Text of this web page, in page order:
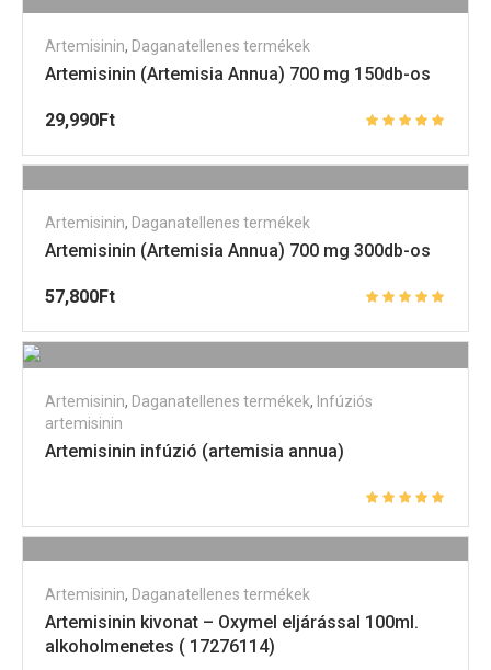
Artemisinin, Daganatellenes termékek
Artemisinin (Artemisia Annua) 700 mg 150db-os
29,990Ft
Artemisinin, Daganatellenes termékek
Artemisinin (Artemisia Annua) 700 mg 300db-os
57,800Ft
Artemisinin, Daganatellenes termékek, Infúziós
artemisinin
Artemisinin infúzió (artemisia annua)
Artemisinin, Daganatellenes termékek
Artemisinin kivonat – Oxymel eljárással 100ml.
alkoholmenetes ( 17276114)